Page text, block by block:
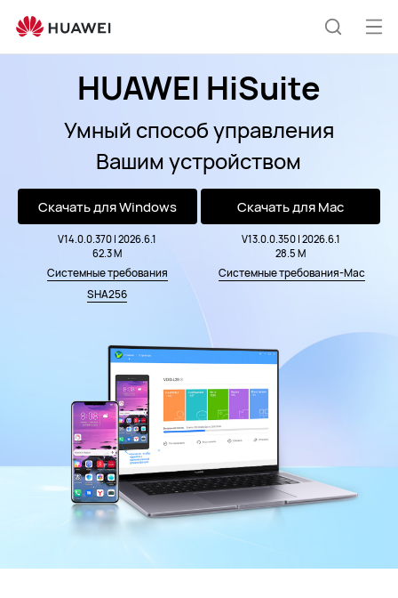
HiSuite
Поиск
HUAWEI HiSuite
Умный способ управления
Вашим устройством
Скачать для Windows
V14.0.0.370 | 2026.6.1
62.3 M
Системные требования
SHA256
Скачать для Mac
V13.0.0.350 | 2026.6.1
28.5 M
Системные требования-Mac